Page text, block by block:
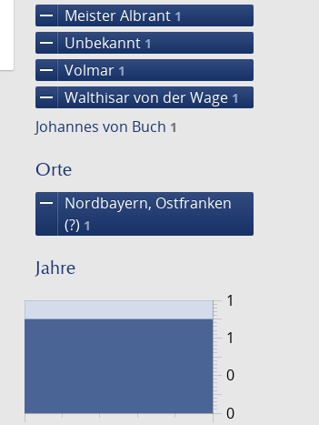
remove Meister Albrant 1
remove Unbekannt 1
remove Volmar 1
remove Walthisar von der Wage 1
Johannes von Buch 1
Orte
remove
Nordbayern, Ostfranken
(?) 1
Jahre
0
1
0
1